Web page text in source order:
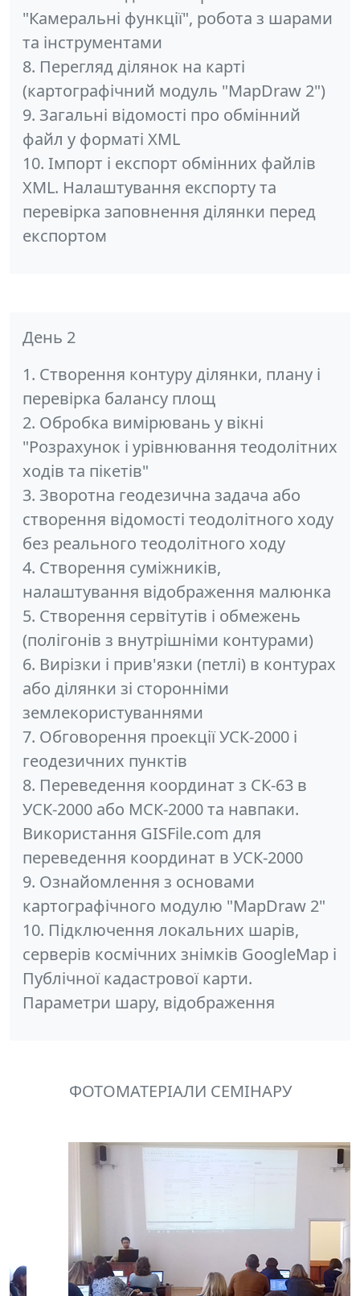
"Камеральні функції", робота з шарами
та інструментами
8. Перегляд ділянок на карті
(картографічний модуль "MapDraw 2")
9. Загальні відомості про обмінний
файл у форматі XML
10. Імпорт і експорт обмінних файлів
XML. Налаштування експорту та
перевірка заповнення ділянки перед
експортом
День 2
1. Створення контуру ділянки, плану і
перевірка балансу площ
2. Обробка вимірювань у вікні
"Розрахунок і урівнювання теодолітних
ходів та пікетів"
3. Зворотна геодезична задача або
створення відомості теодолітного ходу
без реального теодолітного ходу
4. Створення суміжників,
налаштування відображення малюнка
5. Створення сервітутів і обмежень
(полігонів з внутрішніми контурами)
6. Вирізки і прив'язки (петлі) в контурах
або ділянки зі сторонніми
землекористуваннями
7. Обговорення проекції УСК-2000 і
геодезичних пунктів
8. Переведення координат з СК-63 в
УСК-2000 або МСК-2000 та навпаки.
Використання GISFile.com для
переведення координат в УСК-2000
9. Ознайомлення з основами
картографічного модулю "MapDraw 2"
10. Підключення локальних шарів,
серверів космічних знімків GoogleMap і
Публічної кадастрової карти.
Параметри шару, відображення
ФОТОМАТЕРІАЛИ СЕМІНАРУ